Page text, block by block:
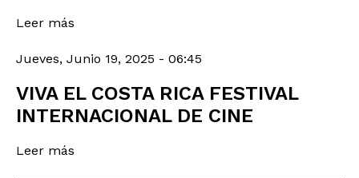
Leer más
Jueves, Junio 19, 2025 - 06:45
VIVA EL COSTA RICA FESTIVAL
INTERNACIONAL DE CINE
Leer más